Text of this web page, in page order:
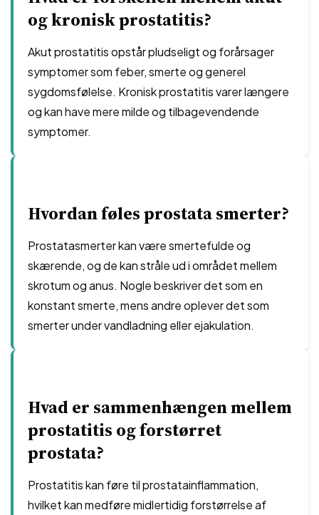
og kronisk prostatitis?
Akut prostatitis opstår pludseligt og forårsager
symptomer som feber, smerte og generel
sygdomsfølelse. Kronisk prostatitis varer længere
og kan have mere milde og tilbagevendende
symptomer.
Hvordan føles prostata smerter?
Prostatasmerter kan være smertefulde og
skærende, og de kan stråle ud i området mellem
skrotum og anus. Nogle beskriver det som en
konstant smerte, mens andre oplever det som
smerter under vandladning eller ejakulation.
Hvad er sammenhængen mellem
prostatitis og forstørret
prostata?
Prostatitis kan føre til prostatainflammation,
hvilket kan medføre midlertidig forstørrelse af